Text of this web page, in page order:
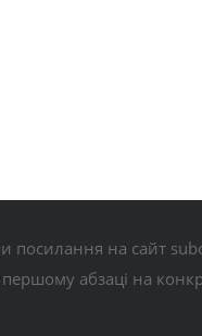
посилання на сайт
абзаці на